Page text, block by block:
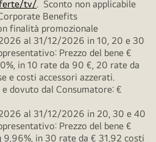
tv/. Sconto non applicabile
Benefits
finalità promozionale
al 31/12/2026 in 10, 20 e 30
Prezzo del bene €
in 10 rate da 90 €, 20 rate da
e costi accessori azzerati.
dovuto dal Consumatore: €
al 31/12/2026 in 20, 30 e 40
Prezzo del bene €
9,96%, in 30 rate da € 31,92 costi